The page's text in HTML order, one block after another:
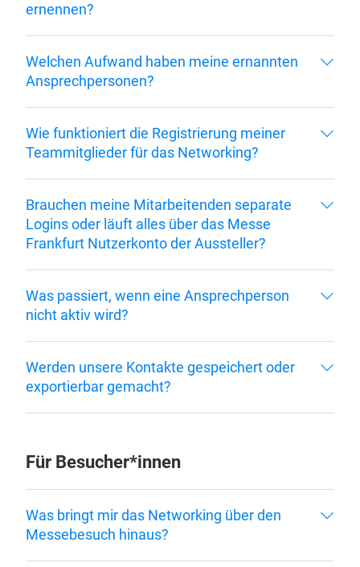
ernennen?
Welchen Aufwand haben meine ernannten
Ansprechpersonen?
Wie funktioniert die Registrierung meiner
Teammitglieder für das Networking?
Brauchen meine Mitarbeitenden separate
Logins oder läuft alles über das Messe
Frankfurt Nutzerkonto der Aussteller?
Was passiert, wenn eine Ansprechperson
nicht aktiv wird?
Werden unsere Kontakte gespeichert oder
exportierbar gemacht?
Für Besucher*innen
Was bringt mir das Networking über den
Messebesuch hinaus?